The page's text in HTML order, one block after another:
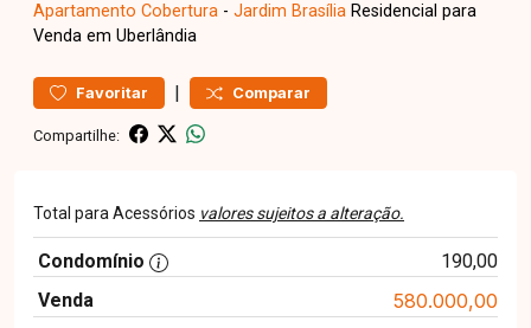
Apartamento Cobertura - Jardim Brasília Residencial para
Venda em Uberlândia
Favoritar | Comparar
Compartilhe:
Total para Acessórios valores sujeitos a alteração.
Condomínio
190,00
Venda
580.000,00